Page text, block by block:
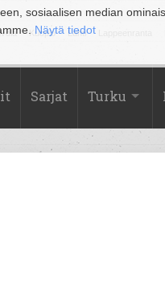
sosiaalisen median
Näytä tiedot
Kuopio Lahti
Sarjat Turku